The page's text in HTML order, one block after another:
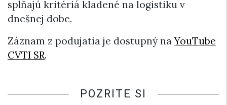
spĺňajú kritériá kladené na logistiku v
dnešnej dobe.
Záznam z podujatia je dostupný naYouTube
CVTI SR.
POZRITE SI